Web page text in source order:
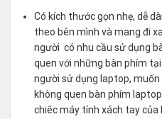
Có kích thước gọn nhẹ, dễ
theo bên mình và mang đi
người có nhu cầu sử dụng
quen với những bàn phím
người sử dụng laptop,
không quen bàn phím
chiêc máy tính xách tay của